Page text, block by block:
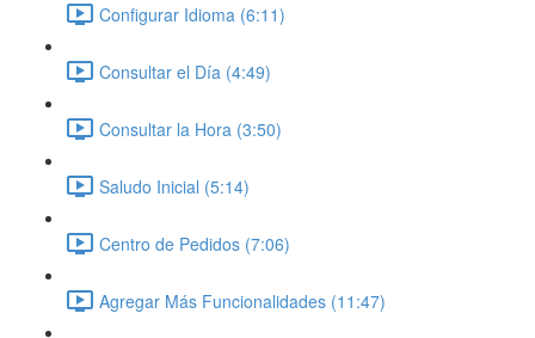
Configurar Idioma (6:11)
Consultar el Día (4:49)
Consultar la Hora (3:50)
Saludo Inicial (5:14)
Centro de Pedidos (7:06)
Agregar Más Funcionalidades (11:47)